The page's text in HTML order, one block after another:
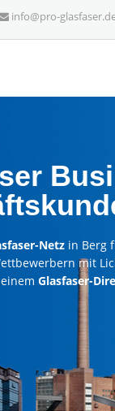
info@pro-
Netzin Berg
mit
Glasfaser-